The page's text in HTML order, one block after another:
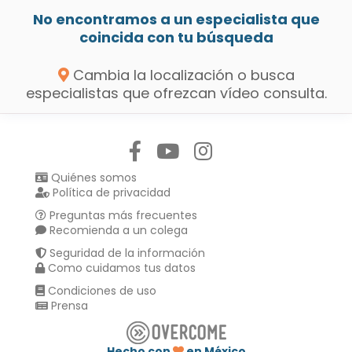
No encontramos a un especialista que
coincida con tu búsqueda
Cambia la localización o busca
especialistas que ofrezcan vídeo consulta.
Quiénes somos
Política de privacidad
Preguntas más frecuentes
Recomienda a un colega
Seguridad de la información
Como cuidamos tus datos
Condiciones de uso
Prensa